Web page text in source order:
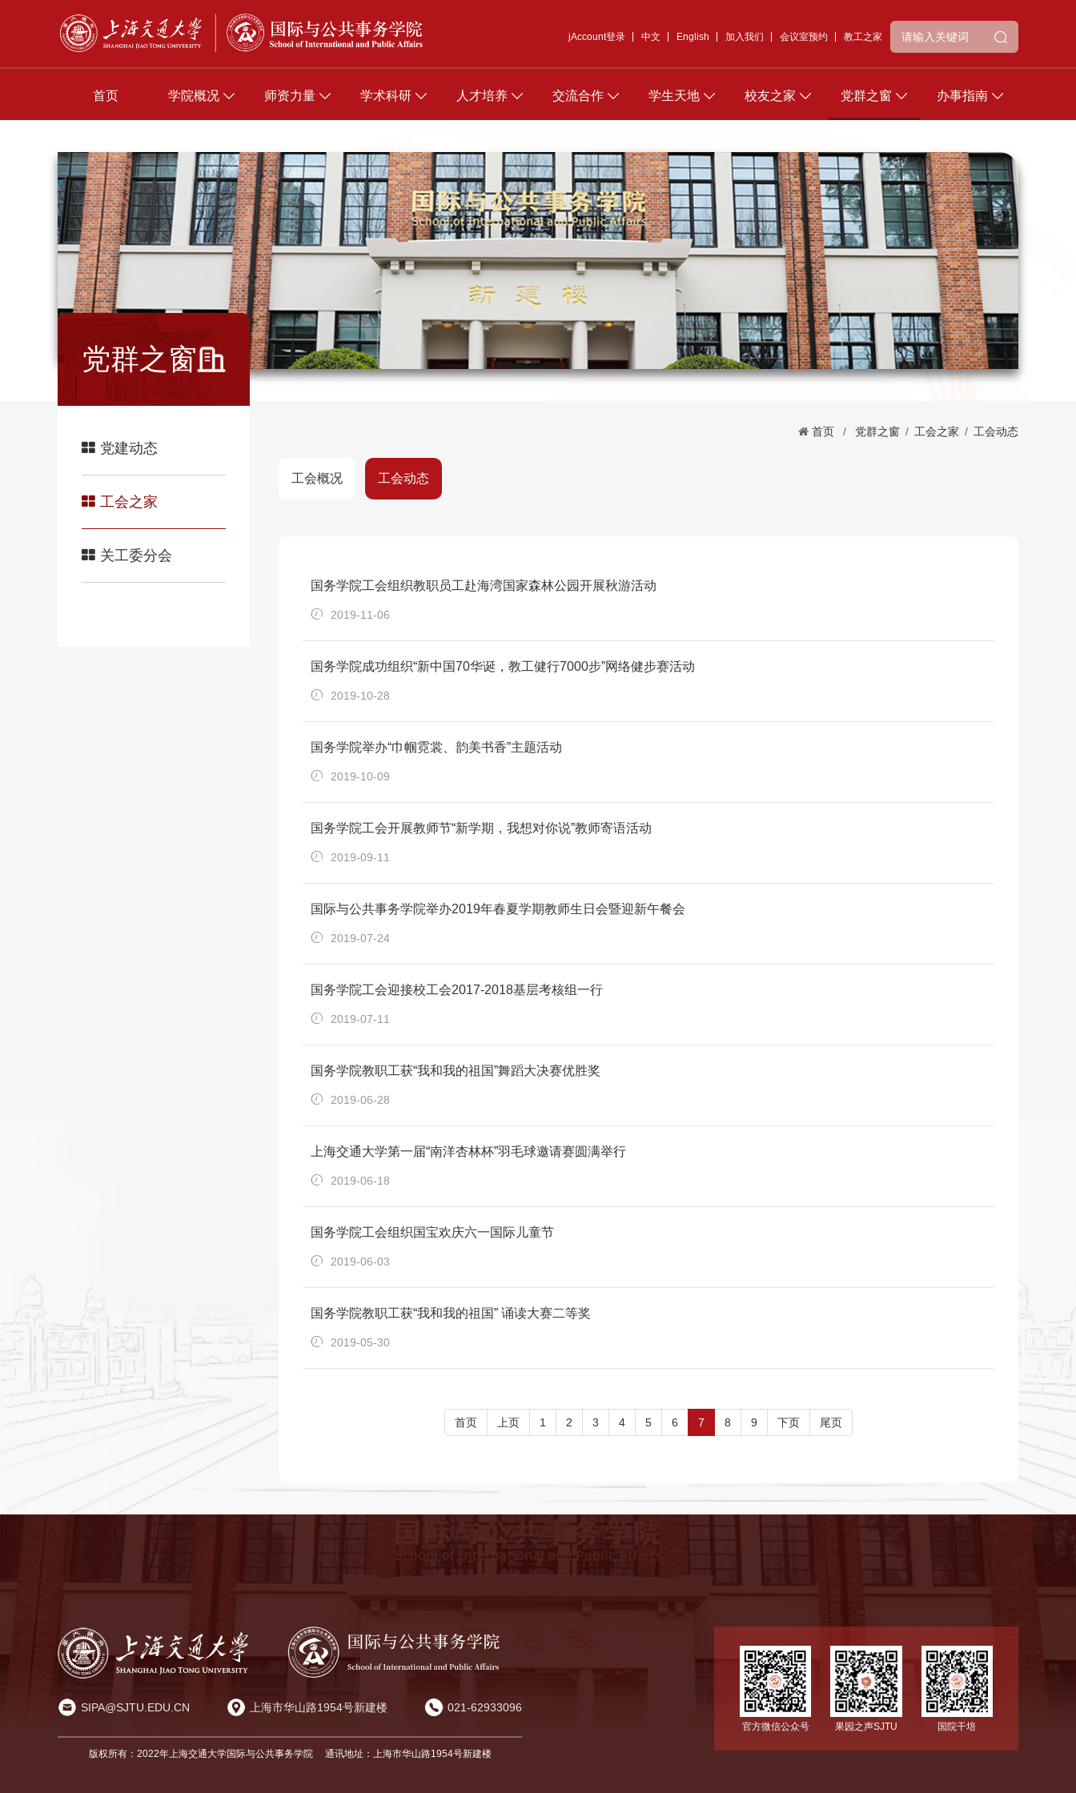
jAccount登录 中文 English 加入我们 会议室预约 教工之家
首页 学院概况 师资力量 学术科研 人才培养 交流合作 学生天地 校友之家 党群之窗 办事指南
党群之窗
党建动态
工会之家
关工委分会
首页 / 党群之窗 / 工会之家 / 工会动态
工会概况 工会动态
国务学院工会组织教职员工赴海湾国家森林公园开展秋游活动
2019-11-06
国务学院成功组织“新中国70华诞，教工健行7000步”网络健步赛活动
2019-10-28
国务学院举办“巾帼霓裳、韵美书香”主题活动
2019-10-09
国务学院工会开展教师节“新学期，我想对你说”教师寄语活动
2019-09-11
国际与公共事务学院举办2019年春夏学期教师生日会暨迎新午餐会
2019-07-24
国务学院工会迎接校工会2017-2018基层考核组一行
2019-07-11
国务学院教职工获“我和我的祖国”舞蹈大决赛优胜奖
2019-06-28
上海交通大学第一届“南洋杏林杯”羽毛球邀请赛圆满举行
2019-06-18
国务学院工会组织国宝欢庆六一国际儿童节
2019-06-03
国务学院教职工获“我和我的祖国” 诵读大赛二等奖
2019-05-30
首页 上页 1 2 3 4 5 6 7 8 9 下页 尾页
SIPA@SJTU.EDU.CN 上海市华山路1954号新建楼 021-62933096
版权所有：2022年上海交通大学国际与公共事务学院 通讯地址：上海市华山路1954号新建楼
官方微信公众号 果园之声SJTU 国院干培